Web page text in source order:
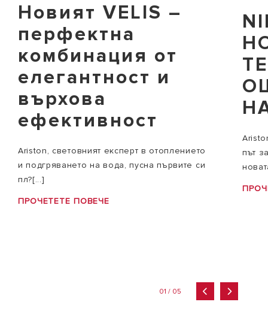
Новият VELIS –
перфектна
комбинация от
елегантност и
върхова
ефективност
Ariston, световният експерт в отоплението
и подгряването на вода, пусна първите си
пл?[...]
ПРОЧЕТЕТЕ ПОВЕЧЕ
път
01 / 05